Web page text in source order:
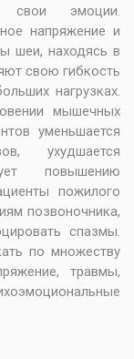
свои эмоции.
напряжение и
шеи, находясь в
свою гибкость
нагрузках.
мышечных
уменьшается
ухудшается
повышению
пожилого
позвоночника,
спазмы.
по множеству
травмы,